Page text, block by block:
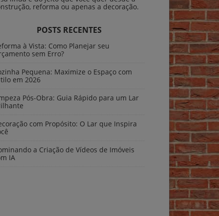
reforma ou apenas a decoração.
POSTS RECENTES
à Vista: Como Planejar seu
sem Erro?
Pequena: Maximize o Espaço com
em 2026
Pós-Obra: Guia Rápido para um Lar
com Propósito: O Lar que Inspira
a Criação de Vídeos de Imóveis
IA